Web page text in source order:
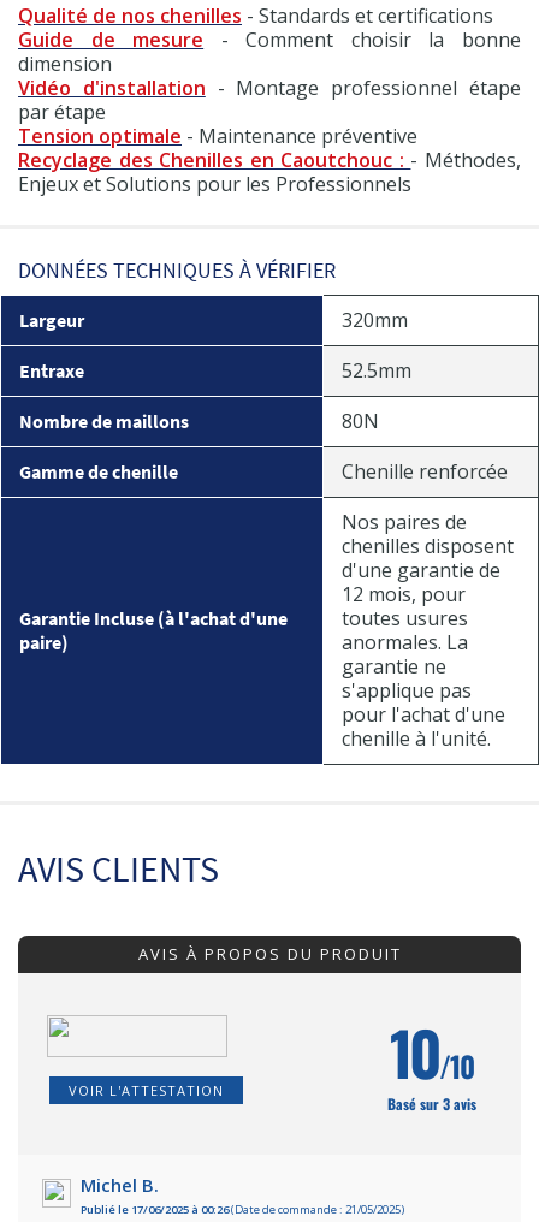
Qualité de nos chenilles - Standards et certifications
Guide de mesure - Comment choisir la bonne
dimension
Vidéo d'installation - Montage professionnel étape
par étape
Tension optimale - Maintenance préventive
Recyclage des Chenilles en Caoutchouc : - Méthodes,
Enjeux et Solutions pour les Professionnels
DONNÉES TECHNIQUES À VÉRIFIER
Largeur 320mm
Entraxe 52.5mm
Nombre de maillons 80N
Gamme de chenille Chenille renforcée
Garantie Incluse (à l'achat d'une
paire)
Nos paires de
chenilles disposent
d'une garantie de
12 mois, pour
toutes usures
anormales. La
garantie ne
s'applique pas
pour l'achat d'une
chenille à l'unité.
AVIS CLIENTS
AVIS À PROPOS DU PRODUIT
VOIR L'ATTESTATION 10/10
Basé sur 3 avis
Michel B.
Publié le 17/06/2025 à 00:26(Date de commande : 21/05/2025)